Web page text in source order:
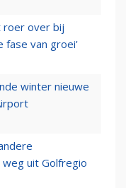
roer over bij
fase van groei'
winter nieuwe
uit Golfregio